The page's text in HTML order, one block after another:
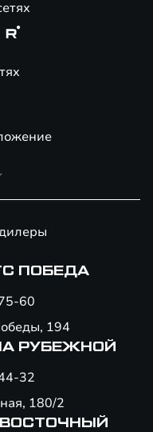
ПОБЕДА
60
194
РУБЕЖНОЙ
32
180/2
ВОСТОЧНЫЙ